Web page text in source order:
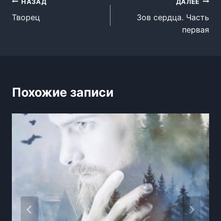
Навигация
по
НАЗАД
Творец
ДАЛЕЕ
Зов сердца. Часть
первая
Похожие записи